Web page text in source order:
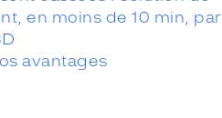
en moins de 10 min, par
avantages